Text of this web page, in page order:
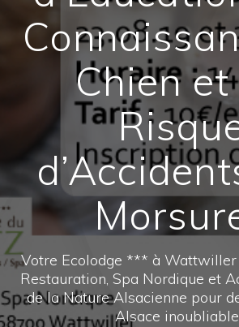
Chien
Votre Ecolodge *** à Wattwiller
Restauration, Spa Nordique et
de la Nature Alsacienne pour
Alsace